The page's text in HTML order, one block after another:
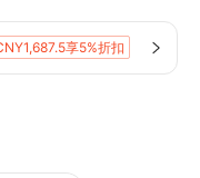
闲话家常，
享5%折扣